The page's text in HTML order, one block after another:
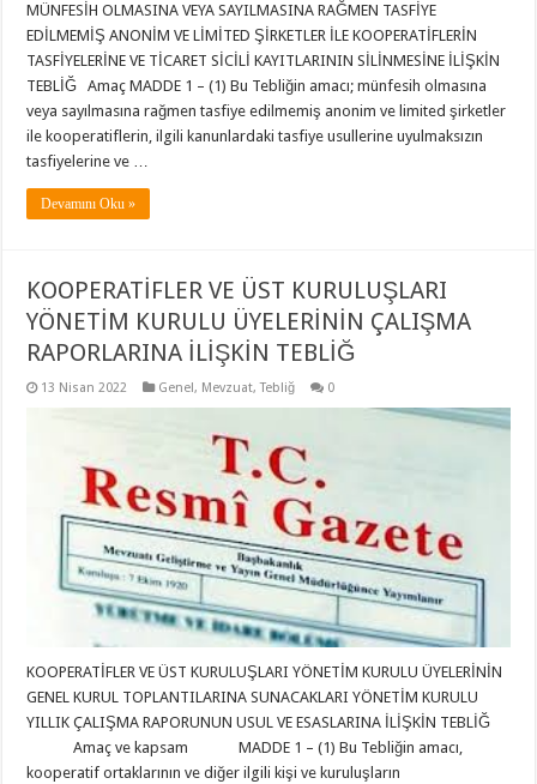
MÜNFESİH OLMASINA VEYA SAYILMASINA RAĞMEN TASFİYE
EDİLMEMİŞ ANONİM VE LİMİTED ŞİRKETLER İLE KOOPERATİFLERİN
TASFİYELERİNE VE TİCARET SİCİLİ KAYITLARININ SİLİNMESİNE İLİŞKİN
TEBLİĞ Amaç MADDE 1 – (1) Bu Tebliğin amacı; münfesih olmasına
veya sayılmasına rağmen tasfiye edilmemiş anonim ve limited şirketler
ile kooperatiflerin, ilgili kanunlardaki tasfiye usullerine uyulmaksızın
tasfiyelerine ve …
Devamını Oku »
KOOPERATİFLER VE ÜST KURULUŞLARI
YÖNETİM KURULU ÜYELERİNİN ÇALIŞMA
RAPORLARINA İLİŞKİN TEBLİĞ
13 Nisan 2022 Genel, Mevzuat,Tebliğ 0
KOOPERATİFLER VE ÜST KURULUŞLARI YÖNETİM KURULU ÜYELERİNİN
GENEL KURUL TOPLANTILARINA SUNACAKLARI YÖNETİM KURULU
YILLIK ÇALIŞMA RAPORUNUN USUL VE ESASLARINA İLİŞKİN TEBLİĞ
Amaç ve kapsam MADDE 1 – (1) Bu Tebliğin amacı,
kooperatif ortaklarının ve diğer ilgili kişi ve kuruluşların